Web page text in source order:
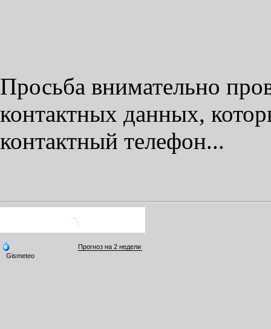
Просьба внимательно
контактных данных,
контактный телефон...